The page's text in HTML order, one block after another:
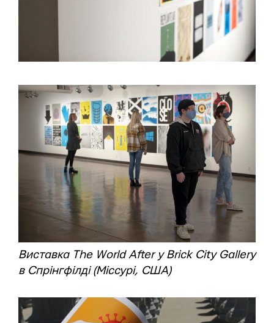
Виставка The World After у Brick City Gallery
в Спрінгфілді (Міссурі, США)